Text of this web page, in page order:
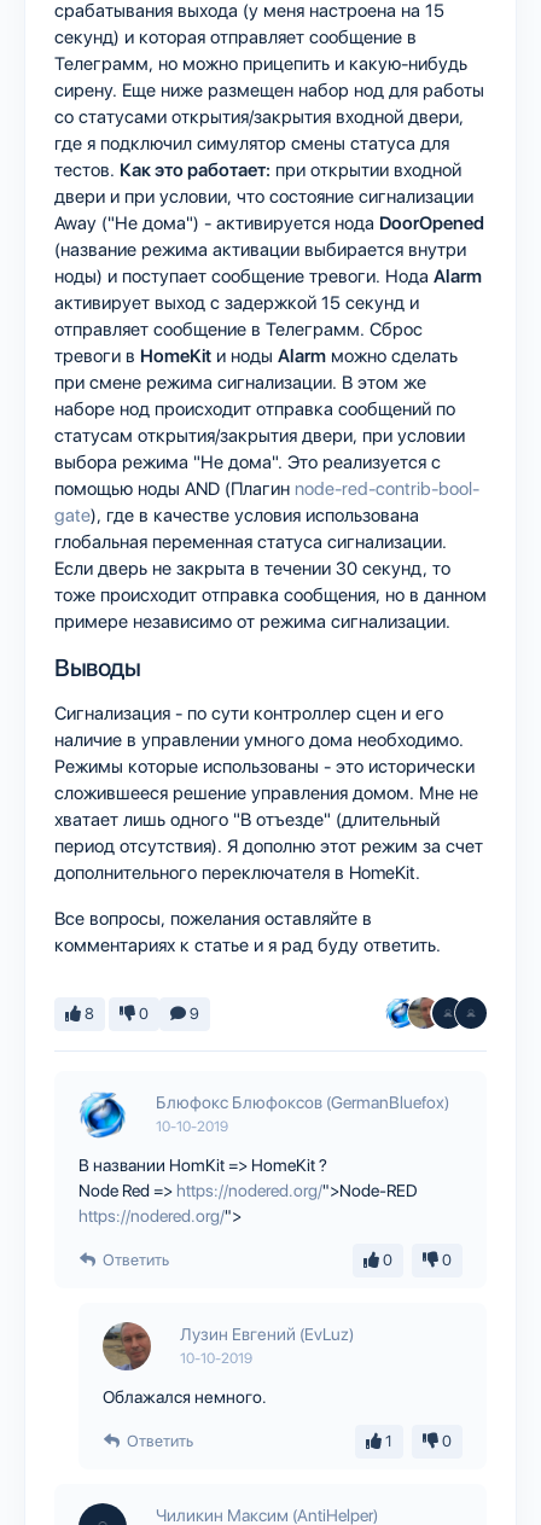
срабатывания выхода (у меня настроена на 15
секунд) и которая отправляет сообщение в
Телеграмм, но можно прицепить и какую-нибудь
сирену. Еще ниже размещен набор нод для работы
со статусами открытия/закрытия входной двери,
где я подключил симулятор смены статуса для
тестов. Как это работает: при открытии входной
двери и при условии, что состояние сигнализации
Away ("Не дома") - активируется нода DoorOpened
(название режима активации выбирается внутри
ноды) и поступает сообщение тревоги. Нода Alarm
активирует выход с задержкой 15 секунд и
отправляет сообщение в Телеграмм. Сброс
тревоги в HomeKit и ноды Alarm можно сделать
при смене режима сигнализации. В этом же
наборе нод происходит отправка сообщений по
статусам открытия/закрытия двери, при условии
выбора режима "Не дома". Это реализуется с
помощью ноды AND (Плагин node-red-contrib-bool-
gate), где в качестве условия использована
глобальная переменная статуса сигнализации.
Если дверь не закрыта в течении 30 секунд, то
тоже происходит отправка сообщения, но в данном
примере независимо от режима сигнализации.
Выводы
Сигнализация - по сути контроллер сцен и его
наличие в управлении умного дома необходимо.
Режимы которые использованы - это исторически
сложившееся решение управления домом. Мне не
хватает лишь одного "В отъезде" (длительный
период отсутствия). Я дополню этот режим за счет
дополнительного переключателя в HomeKit.
Все вопросы, пожелания оставляйте в
комментариях к статье и я рад буду ответить.
8 0 9
Блюфокс Блюфоксов (GermanBluefox)
10-10-2019
В названии HomKit => HomeKit ?
Node Red => https://nodered.org/">Node-RED
https://nodered.org/">
Ответить 0 0
Лузин Евгений (EvLuz)
10-10-2019
Облажался немного.
Ответить 1 0
Чиликин Максим (AntiHelper)